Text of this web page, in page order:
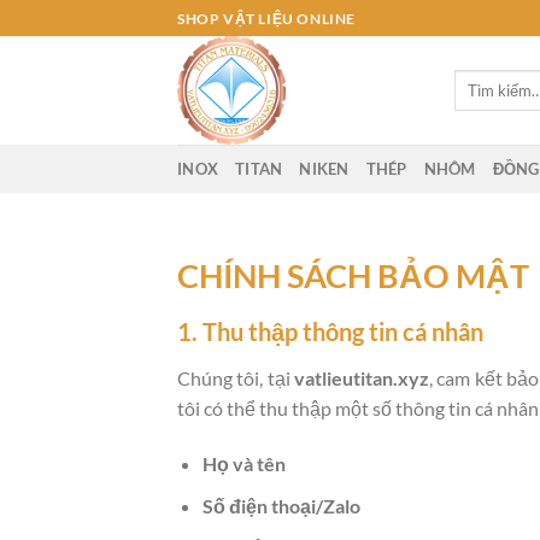
qua
SHOP VẬT LIỆU ONLINE
Tìm
INOX TITAN NIKEN THÉP NHÔM ĐỒNG
CHÍNH SÁCH BẢO MẬT
1. Thu thập thông tin cá nhân
Chúng tôi, tại vatlieutitan.xyz, cam kết
tôi có thể thu thập một số thông tin cá
Họ và tên
Số điện thoại/Zalo